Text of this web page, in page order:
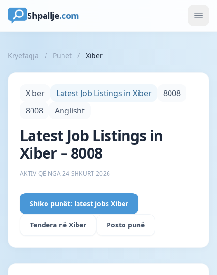
Shpallje.com
Kryefaqja / Punët / Xiber
Xiber Latest Job Listings in Xiber
8008
8008
Anglisht
Latest Job Listings in
Xiber – 8008
AKTIV QË NGA 24 SHKURT 2026
Shiko punët: latest jobs Xiber
Tendera në Xiber Posto punë